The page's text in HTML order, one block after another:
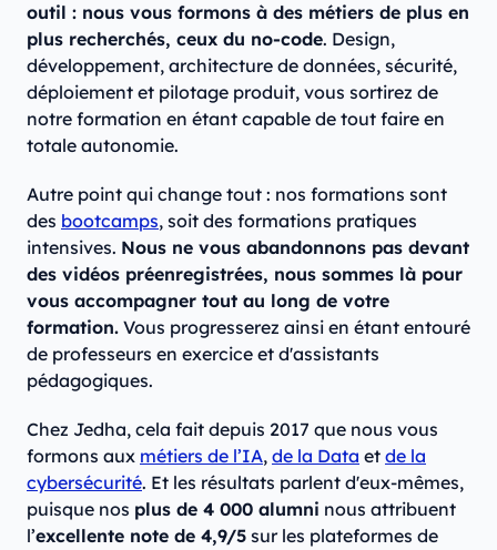
outil : nous vous formons à des métiers de plus en
plus recherchés, ceux du no-code. Design,
développement, architecture de données, sécurité,
déploiement et pilotage produit, vous sortirez de
notre formation en étant capable de tout faire en
totale autonomie.
Autre point qui change tout : nos formations sont
des bootcamps, soit des formations pratiques
intensives. Nous ne vous abandonnons pas devant
des vidéos préenregistrées, nous sommes là pour
vous accompagner tout au long de votre
formation. Vous progresserez ainsi en étant entouré
de professeurs en exercice et d'assistants
pédagogiques.
Chez Jedha, cela fait depuis 2017 que nous vous
formons aux métiers de l’IA, de la Data et de la
cybersécurité. Et les résultats parlent d'eux-mêmes,
puisque nos plus de 4 000 alumni nous attribuent
l’excellente note de 4,9/5 sur les plateformes de